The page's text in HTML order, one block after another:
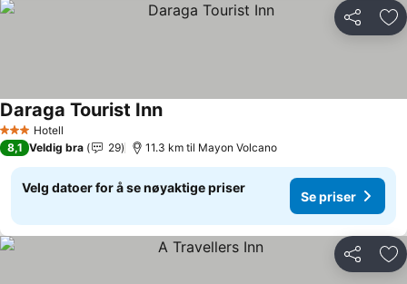
Del
3 StjernerHotell
Daraga Tourist Inn
8,1 Veldig bra 29 11.3 km til Mayon Volcano
Velg datoer for å se nøyaktige priser
Se priser
Del